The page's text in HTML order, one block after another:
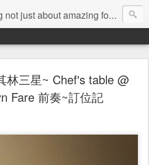
about amazing food , but also about the things I love
林三星~ Chef's table @
Fare 前奏~訂位記